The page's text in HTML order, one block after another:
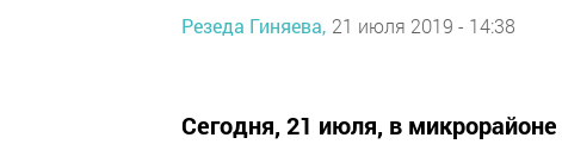
Резеда Гиняева, 21 июля 2019 - 14:38
Сегодня, 21 июля, в